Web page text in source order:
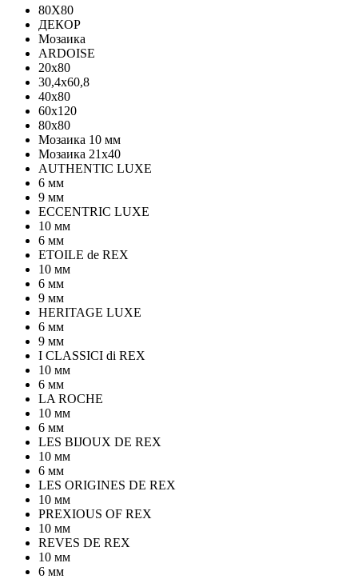
80X80
ДЕКОР
Мозаика
ARDOISE
20х80
30,4х60,8
40х80
60х120
80х80
Мозаика 10 мм
Мозаика 21х40
AUTHENTIC LUXE
6 мм
9 мм
ECCENTRIC LUXE
10 мм
6 мм
ETOILE de REX
10 мм
6 мм
9 мм
HERITAGE LUXE
6 мм
9 мм
I CLASSICI di REX
10 мм
6 мм
LA ROCHE
10 мм
6 мм
LES BIJOUX DE REX
10 мм
6 мм
LES ORIGINES DE REX
10 мм
PREXIOUS OF REX
10 мм
REVES DE REX
10 мм
6 мм